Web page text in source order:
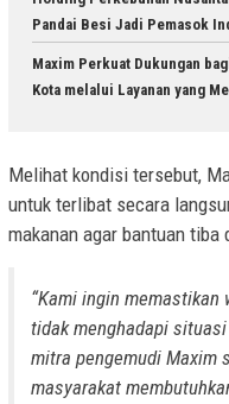
Pandai Besi Jadi Pemasok
Maxim Perkuat Dukungan
Kota melalui Layanan yang
Melihat kondisi tersebut,
untuk terlibat secara
makanan agar bantuan tiba
“Kami ingin memastikan
tidak menghadapi
mitra pengemudi Maxim
masyarakat